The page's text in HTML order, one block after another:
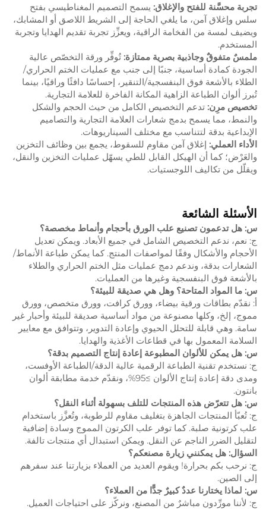
تجربة محسَّنة للفتح والإغلاق: يسمح التصميم المغناطيسي بفتح
سلس وإغلاق آمن، ما يلغي الحاجة إلى الشريط اللاصق أو المشابك،
ويضيف لمسة من الفخامة الراقية، ويعزِّز تجربة تقديم الهدايا وتجربة
المستخدم.
ملمسٌ متفوقٌ وجاذبية بصرية ممتازة: تُوفِّر ورقة التخصّص عالية
الجودة كمادة أساسية، جنبًا إلى جنب مع عمليات الختم الحراري/
الطلاء بالأشعة فوق البنفسجية/التنقير، إحساسًا دافئًا وراقيًا، بينما
تُبرز ألوان الطباعة الزاهية المكانة الفاخرة للعلامة التجارية.
تخصيص مرِن: تدعم التخصيص الكامل من حيث الحجم والشكل
والنمط، مما يسمح بدمج شعارات العلامة التجارية والتصاميم
الإبداعية بدقة لتتناسب مع مختلف السيناريوهات.
الأداء العملي: إغلاق آمن مقاوم للسقوط، يجمع بين وظائف التخزين
والعَرْض؛ كما أن الهيكل القابل للطي يسهّل عمليات التخزين والنقل،
ويقلّل من تكاليف اللوجستيات.
الأسئلة الشائعة
س: هل تدعمون تصنيع علب الورق بأحجام وأنماط مخصصة؟
ج: نعم، ندعم التخصيص الشامل في جميع الأبعاد. ويمكن تعديل
الأحجام والأشكال وفقًا لمواصفات المنتج. كما يمكن طباعة الأنماط/
الشعارات بدقة، وندعم دمج عمليات مثل الختم الحراري والطلاء
بالأشعة فوق البنفسجية وغيرها من العمليات.
س: ما المواد المتاحة؟ وهل هي صديقة للبيئة؟
أ: نقدّم بطاقات ورقية بيضاء، وورق كرافت، وورق متخصص، وورق
مموج، إلخ، وكلها مصنوعة من مواد أساسية صديقة للبيئة وأحبار غير
سامة. وهي قابلة للتحلل الحيوي وإعادة التدوير، وتتوافق مع معايير
السلامة المعمول بها في قطاعات الأغذية والهدايا.
س: هل يمكن للألوان المطبوعة إعادة إنتاج التصميم بدقة؟
ج: نستخدم تقنية الطباعة الرقمية عالية الدقة/الطباعة الأوفست،
ومدى دقة إعادة إنتاج الألوان ≥95%، ونقدّم خدمة مطابقة ألوان
بانتون.
س: هل تتعرّض هذه المنتجات للتلف بسهولة أثناء النقل؟
ج: تُعبّأ المنتجات الجاهزة بتغليف مقاوم للرطوبة، وتُعزَّز باستخدام
علب كرتونية صلبة. كما توفر علب الكرتون المموج وسادة إضافية
لتقليل الضرر الناجم عن النقل. ويمكن استبدال أي منتجات تالفة.
السؤال: هل يمكنني زيارة مصنعكم؟
ج: نرحب بكم بحرارة! ويقوم العديد من العملاء بزيارتنا عند سفرهم
إلى الصين.
س: لماذا يختارنا عددٌ كبيرٌ جدًّا من العملاء؟
ج: لأننا مورِّدون مباشرٌ من المصنع، ونركّز على احتياجات العميل.